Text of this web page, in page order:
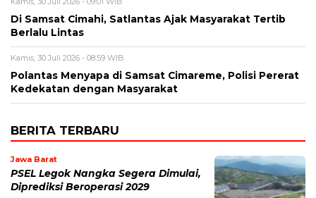
Di Samsat Cimahi, Satlantas Ajak Masyarakat Tertib
Berlalu Lintas
Kamis, 30 Juli 2026 - 08:59 WIB
Polantas Menyapa di Samsat Cimareme, Polisi Pererat
Kedekatan dengan Masyarakat
BERITA TERBARU
Jawa Barat
PSEL Legok Nangka Segera Dimulai,
Diprediksi Beroperasi 2029